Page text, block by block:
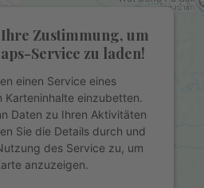
Zustimmung, um
Service zu laden!
einen Service eines
Karteninhalte einzubetten.
Daten zu Ihren Aktivitäten
Sie die Details durch und
des Service zu, um
anzuzeigen.